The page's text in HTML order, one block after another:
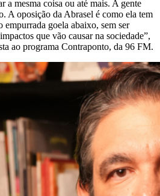
a mesma coisa ou até mais. A gente
A oposição da Abrasel é como ela tem
goela abaixo, sem ser
que vão causar na sociedade”,
ao programa Contraponto, da 96 FM.